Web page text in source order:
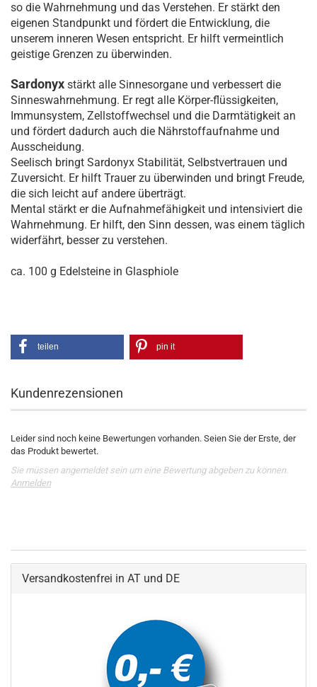
so die Wahrnehmung und das Verstehen. Er stärkt den
eigenen Standpunkt und fördert die Entwicklung, die
unserem inneren Wesen entspricht. Er hilft vermeintlich
geistige Grenzen zu überwinden.
Sardonyx stärkt alle Sinnesorgane und verbessert die
Sinneswahrnehmung. Er regt alle Körper-flüssigkeiten,
Immunsystem, Zellstoffwechsel und die Darmtätigkeit an
und fördert dadurch auch die Nährstoffaufnahme und
Ausscheidung.
Seelisch bringt Sardonyx Stabilität, Selbstvertrauen und
Zuversicht. Er hilft Trauer zu überwinden und bringt Freude,
die sich leicht auf andere überträgt.
Mental stärkt er die Aufnahmefähigkeit und intensiviert die
Wahrnehmung. Er hilft, den Sinn dessen, was einem täglich
widerfährt, besser zu verstehen.
ca. 100 g Edelsteine in Glasphiole
teilen pin it
Kundenrezensionen
Leider sind noch keine Bewertungen vorhanden. Seien Sie der Erste, der
das Produkt bewertet.
Sie müssen angemeldet sein um eine Bewertung abgeben zu können.
Anmelden
Versandkostenfrei in AT und DE